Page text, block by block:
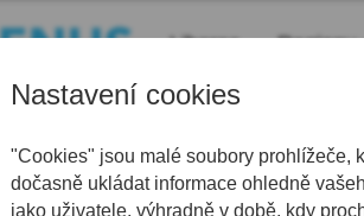
Nastavení cookies
"Cookies" jsou malé soubory prohlížeče,
dočasně ukládat informace ohledně
jako uživatele, výhradně v době, kdy
Liberec Regiony
na festival
navzdory